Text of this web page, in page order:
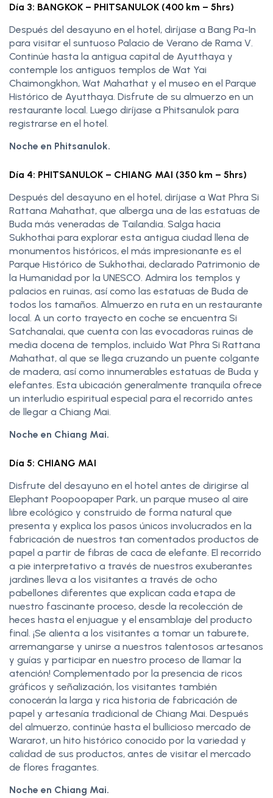
Día 3: BANGKOK – PHITSANULOK (400 km – 5hrs)
Después del desayuno en el hotel, diríjase a Bang Pa-In
para visitar el suntuoso Palacio de Verano de Rama V.
Continúe hasta la antigua capital de Ayutthaya y
contemple los antiguos templos de Wat Yai
Chaimongkhon, Wat Mahathat y el museo en el Parque
Histórico de Ayutthaya. Disfrute de su almuerzo en un
restaurante local. Luego diríjase a Phitsanulok para
registrarse en el hotel.
Noche en Phitsanulok.
Día 4: PHITSANULOK – CHIANG MAI (350 km – 5hrs)
Después del desayuno en el hotel, diríjase a Wat Phra Si
Rattana Mahathat, que alberga una de las estatuas de
Buda más veneradas de Tailandia. Salga hacia
Sukhothai para explorar esta antigua ciudad llena de
monumentos históricos, el más impresionante es el
Parque Histórico de Sukhothai, declarado Patrimonio de
la Humanidad por la UNESCO. Admira los templos y
palacios en ruinas, así como las estatuas de Buda de
todos los tamaños. Almuerzo en ruta en un restaurante
local. A un corto trayecto en coche se encuentra Si
Satchanalai, que cuenta con las evocadoras ruinas de
media docena de templos, incluido Wat Phra Si Rattana
Mahathat, al que se llega cruzando un puente colgante
de madera, así como innumerables estatuas de Buda y
elefantes. Esta ubicación generalmente tranquila ofrece
un interludio espiritual especial para el recorrido antes
de llegar a Chiang Mai.
Noche en Chiang Mai.
Día 5: CHIANG MAI
Disfrute del desayuno en el hotel antes de dirigirse al
Elephant Poopoopaper Park, un parque museo al aire
libre ecológico y construido de forma natural que
presenta y explica los pasos únicos involucrados en la
fabricación de nuestros tan comentados productos de
papel a partir de fibras de caca de elefante. El recorrido
a pie interpretativo a través de nuestros exuberantes
jardines lleva a los visitantes a través de ocho
pabellones diferentes que explican cada etapa de
nuestro fascinante proceso, desde la recolección de
heces hasta el enjuague y el ensamblaje del producto
final. ¡Se alienta a los visitantes a tomar un taburete,
arremangarse y unirse a nuestros talentosos artesanos
y guías y participar en nuestro proceso de llamar la
atención! Complementado por la presencia de ricos
gráficos y señalización, los visitantes también
conocerán la larga y rica historia de fabricación de
papel y artesanía tradicional de Chiang Mai. Después
del almuerzo, continúe hasta el bullicioso mercado de
Wararot, un hito histórico conocido por la variedad y
calidad de sus productos, antes de visitar el mercado
de flores fragantes.
Noche en Chiang Mai.